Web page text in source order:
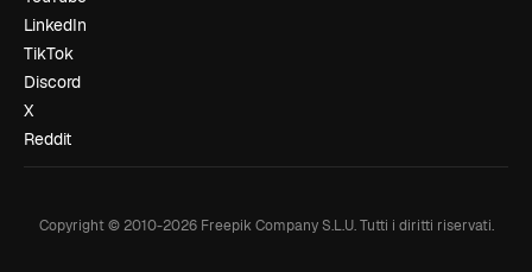
LinkedIn
TikTok
Discord
X
Reddit
Copyright © 2010-2026Freepik Company S.L.U. Tutti i diritti riservati.